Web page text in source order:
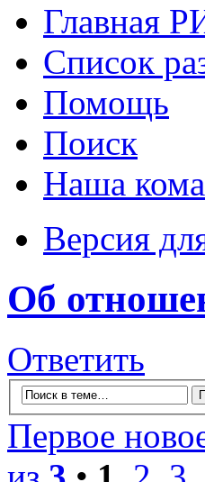
Главная
Список
Помощь
Поиск
Наша
Версия
Об
Ответить
Первое